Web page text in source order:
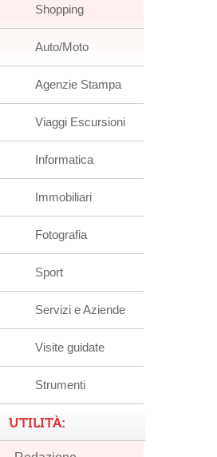
Shopping
Auto/Moto
Agenzie Stampa
Viaggi Escursioni
Informatica
Immobiliari
Fotografia
Sport
Servizi e Aziende
Visite guidate
Strumenti
UTILITÀ: